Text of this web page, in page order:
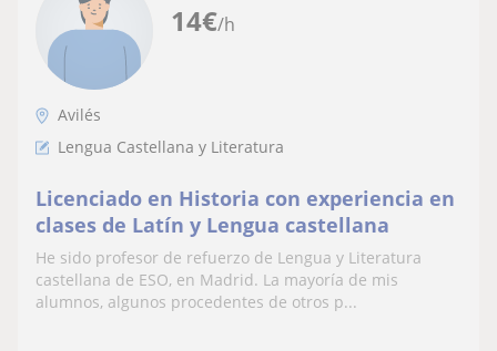
14€/h
Avilés
Lengua Castellana y Literatura
Licenciado en Historia con experiencia en
clases de Latín y Lengua castellana
He sido profesor de refuerzo de Lengua y Literatura
castellana de ESO, en Madrid. La mayoría de mis
alumnos, algunos procedentes de otros p...